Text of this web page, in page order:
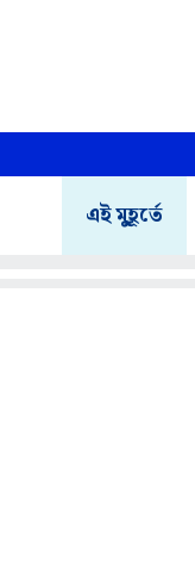
এই মুহূর্তে